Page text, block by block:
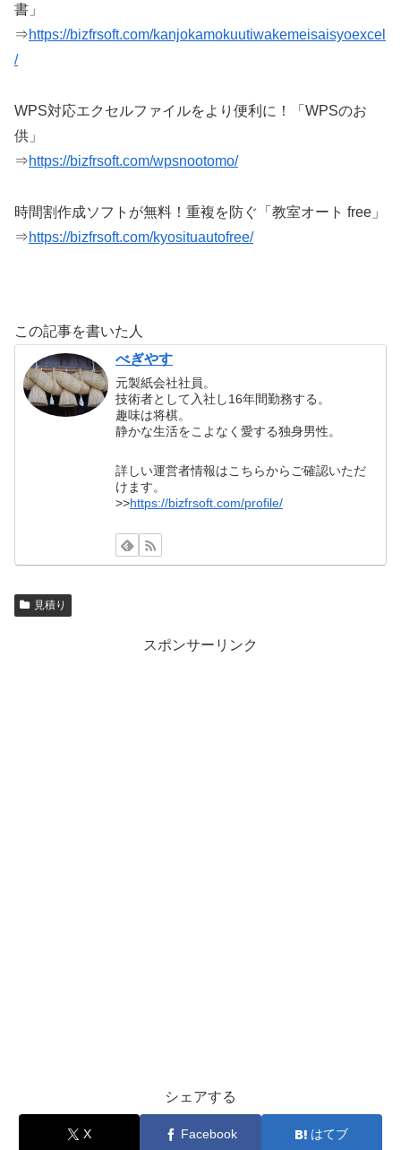
書」
⇒https://bizfrsoft.com/kanjokamokuutiwakemeisaisyoexcel
/
WPS対応エクセルファイルをより便利に！「WPSのお
供」
⇒https://bizfrsoft.com/wpsnootomo/
時間割作成ソフトが無料！重複を防ぐ「教室オート free」
⇒https://bizfrsoft.com/kyosituautofree/
この記事を書いた人
べぎやす
元製紙会社社員。
技術者として入社し16年間勤務する。
趣味は将棋。
静かな生活をこよなく愛する独身男性。
詳しい運営者情報はこちらからご確認いただ
けます。
>>https://bizfrsoft.com/profile/
見積り
スポンサーリンク
シェアする
X Facebook はてブ